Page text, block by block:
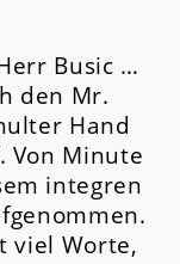
Busic …
den Mr.
Hand
Von Minute
integren
viel Worte,